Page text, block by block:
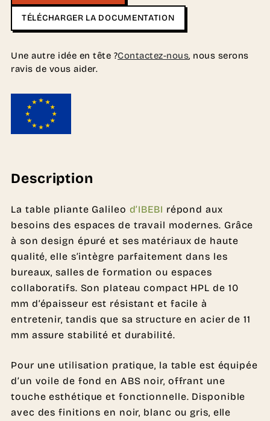
TÉLÉCHARGER LA DOCUMENTATION
Une autre idée en tête ?Contactez-nous, nous serons
ravis de vous aider.
Description
La table pliante Galileo d’IBEBI répond aux
besoins des espaces de travail modernes. Grâce
à son design épuré et ses matériaux de haute
qualité, elle s’intègre parfaitement dans les
bureaux, salles de formation ou espaces
collaboratifs. Son plateau compact HPL de 10
mm d’épaisseur est résistant et facile à
entretenir, tandis que sa structure en acier de 11
mm assure stabilité et durabilité.
Pour une utilisation pratique, la table est équipée
d’un voile de fond en ABS noir, offrant une
touche esthétique et fonctionnelle. Disponible
avec des finitions en noir, blanc ou gris, elle